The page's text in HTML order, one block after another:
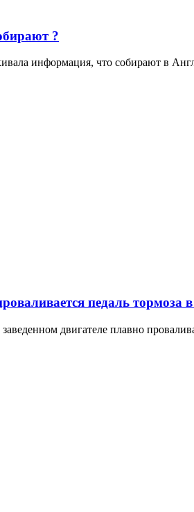
?
информация, что собирают в
педаль тормоза
двигателе плавно